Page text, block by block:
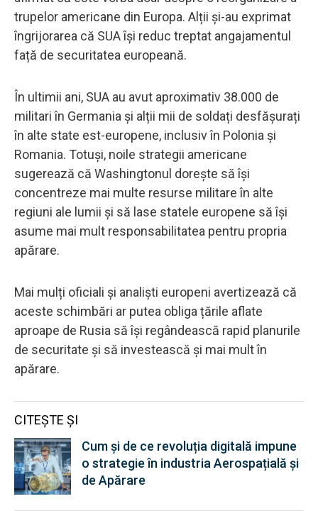
trupelor americane din Europa. Alții și-au exprimat
îngrijorarea că SUA își reduc treptat angajamentul
față de securitatea europeană.
În ultimii ani, SUA au avut aproximativ 38.000 de
militari în Germania și alții mii de soldați desfășurați
în alte state est-europene, inclusiv în Polonia și
Romania. Totuși, noile strategii americane
sugerează că Washingtonul dorește să își
concentreze mai multe resurse militare în alte
regiuni ale lumii și să lase statele europene să își
asume mai mult responsabilitatea pentru propria
apărare.
Mai mulți oficiali și analiști europeni avertizează că
aceste schimbări ar putea obliga țările aflate
aproape de Rusia să își regândească rapid planurile
de securitate și să investească și mai mult în
apărare.
CITEȘTE ȘI
Cum și de ce revoluția digitală impune
o strategie în industria Aerospațială și
de Apărare